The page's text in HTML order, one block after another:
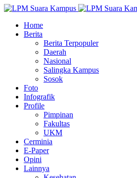
Home
Berita
Berita Terpopuler
Daerah
Nasional
Salingka Kampus
Sosok
Foto
Infografik
Profile
Pimpinan
Fakultas
UKM
Cerminia
E-Paper
Opini
Lainnya